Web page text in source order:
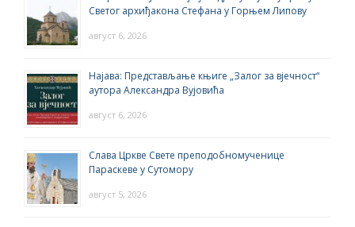
Светог архиђакона Стефана у Горњем Липову
август 6, 2026
Најава: Представљање књиге „Залог за вјечност“
аутора Александра Вујовића
август 6, 2026
Слава Цркве Свете преподобномученице
Параскеве у Сутомору
август 5, 2026